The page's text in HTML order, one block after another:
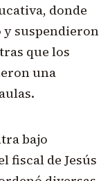
donde
suspendieron
que los
una
bajo
fiscal de Jesús